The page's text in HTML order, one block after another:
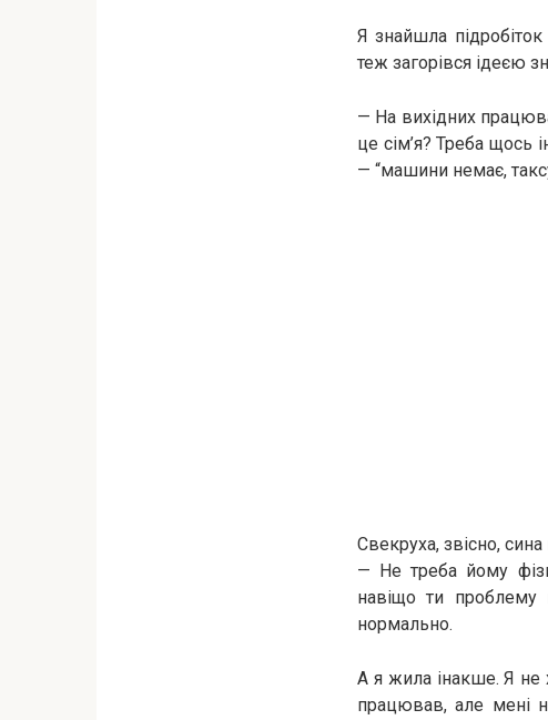
Я знайшла
теж загорівся ідеєю
— На вихідних
це сім’я? Треба щось
— “машини немає,
Свекруха, звісно,
— Не треба йому
навіщо ти проблему
нормально.
А я жила інакше. Я не
працював, але мені